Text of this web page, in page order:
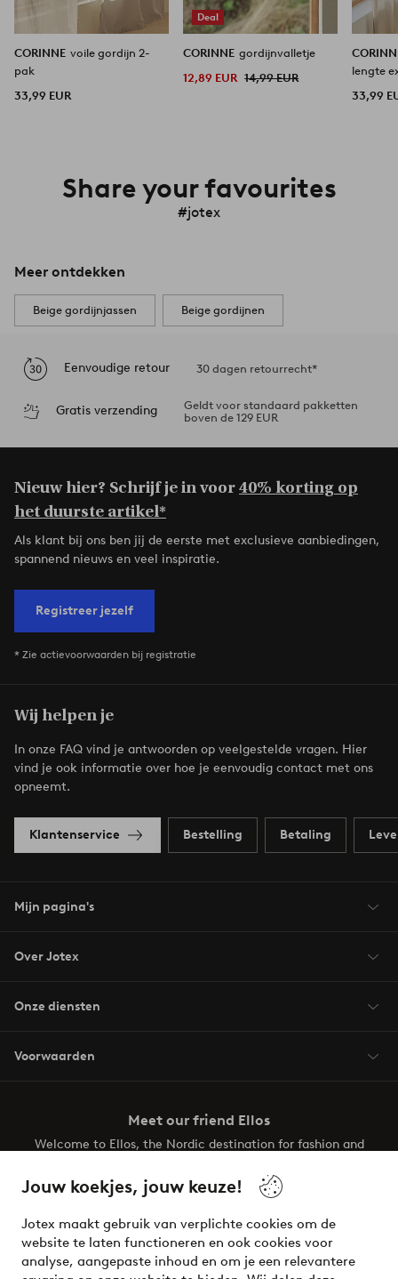
Jouw koekjes, jouw keuze!
Jotex maakt gebruik van verplichte cookies om de
website te laten functioneren en ook cookies voor
analyse, aangepaste inhoud en om je een relevantere
CORINNE voile gordijn 2-
pak
33,99 EUR
Deal
CORINNE gordijnvalletje
12,89 EUR 14,99 EUR
lengte
33,99
Share your favourites
#jotex
Meer ontdekken
Beige gordijnjassen Beige gordijnen
Eenvoudige retour 30 dagen retourrecht*
Gratis verzending
Geldt voor standaard pakketten
boven de 129 EUR
Nieuw hier? Schrijf je in voor40% korting op
het duurste artikel*
Als klant bij ons ben jij de eerste met exclusieve aanbiedingen,
spannend nieuws en veel inspiratie.
Registreer jezelf
* Zie actievoorwaarden bij registratie
Wij helpen je
In onze FAQ vind je antwoorden op veelgestelde vragen. Hier
vind je ook informatie over hoe je eenvoudig contact met ons
opneemt.
Klantenservice Bestelling Betaling
Mijn pagina's
Over Jotex
Onze diensten
Voorwaarden
Meet our friend Ellos
Welcome to Ellos, the Nordic destination for fashion and
your wardrobe. Your next inspiring look is here!